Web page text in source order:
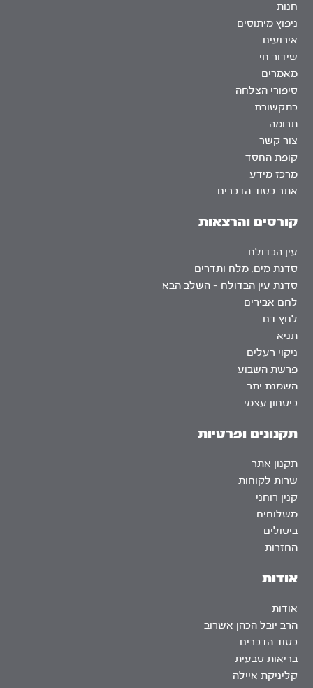
אודות
אודות
הרב יובל הכהן אשרוב
בסוד הדברים
בריאות טבעית
קליניקת איילה
חנות
ניפוץ מיתוסים
אירועים
שידור חי
מאמרים
סיפורי הצלחה
בתקשורת
תרומה
צור קשר
קופת החסד
מרכז מידע
אתר בסוד הדברים
קורסים והרצאות
עין הבדולח
סדנת מים, מלח ותדרים
סדנת עין הבדולח – השלב הבא
לחם אבירים
לחץ דם
תניא
ניקוי רעלים
פרשת השבוע
השמנת יתר
ביטחון עצמי
תקנונים ופרטיות
תקנון אתר
שרות לקוחות
קנין רוחני
משלוחים
ביטולים
החזרות